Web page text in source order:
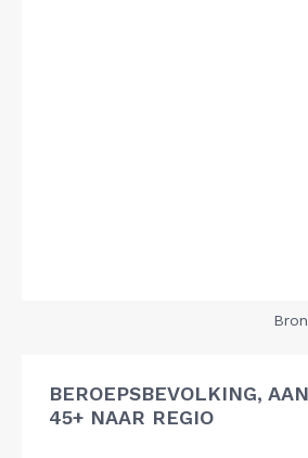
BEROEPSBEVOLKING,
45+ NAAR REGIO